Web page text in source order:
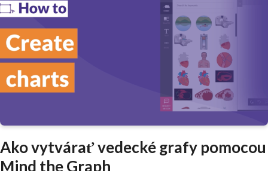
Ako vytvárať vedecké grafy pomocou
Mind the Graph